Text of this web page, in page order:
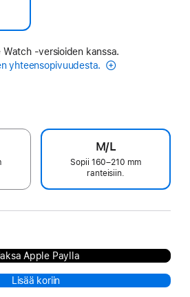
‑versioiden kanssa.
yhteensopivuudesta.
M/L
Sopii 160–210 mm
ranteisiin.
Apple Paylla
Lisää koriin